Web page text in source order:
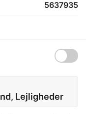
5637935
Lejligheder